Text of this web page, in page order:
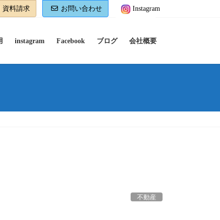
資料請求 お問い合わせ Instagram
instagram Facebook ブログ 会社概要
不動産